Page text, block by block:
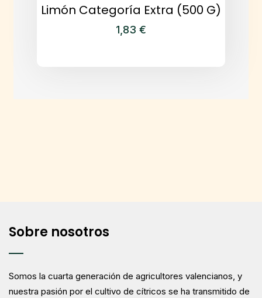
Limón Categoría Extra (500 G)
1,83 €
Sobre nosotros
Somos la cuarta generación de agricultores valencianos, y
nuestra pasión por el cultivo de cítricos se ha transmitido de